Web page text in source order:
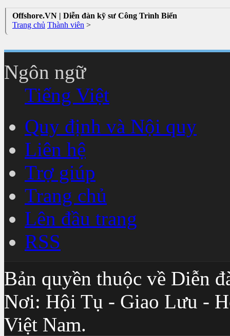
Offshore.VN | Diễn đàn kỹ sư Công Trình Biển
Trang chủ Thành viên >
Ngôn ngữ
Tiếng Việt
Quy định và Nội quy
Liên hệ
Trợ giúp
Trang chủ
Lên đầu trang
RSS
Bản quyền thuộc về Diễn
Nơi: Hội Tụ - Giao Lưu -
Việt Nam.